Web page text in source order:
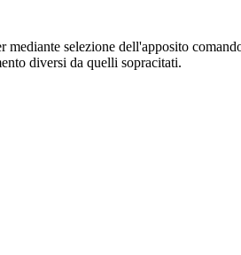
selezione dell'apposito
diversi da quelli sopracitati.